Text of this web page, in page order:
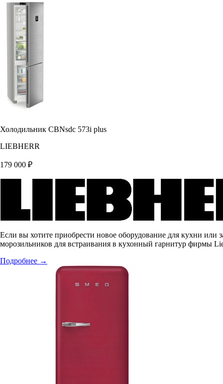
Холодильник CBNsdc 573i plus
LIEBHERR
179 000 ₽
Если вы хотите приобрести новое оборудование для кухни
морозильников для встраивания в кухонный гарнитур фирмы
Подробнее →